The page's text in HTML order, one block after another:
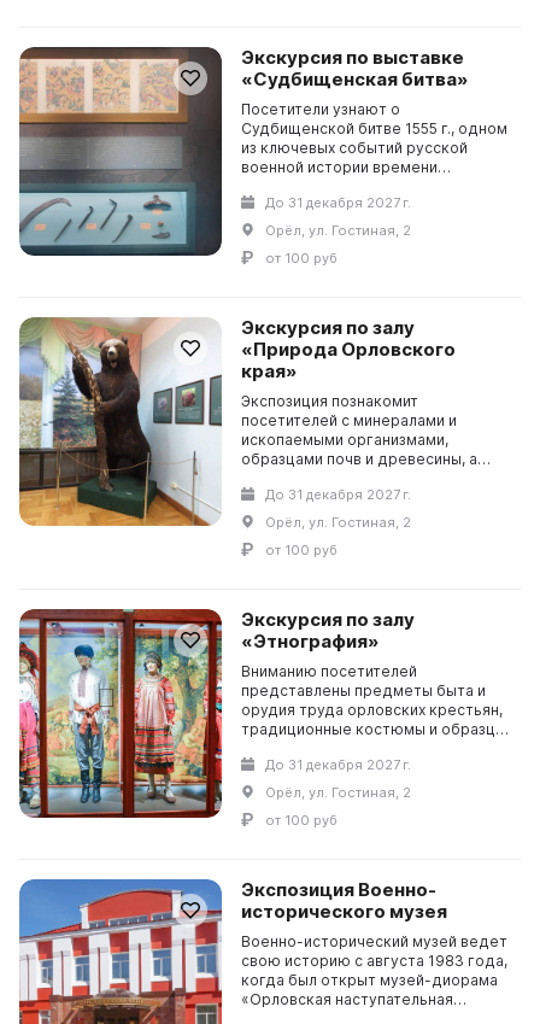
Экскурсия по выставке
«Судбищенская битва»
Посетители узнают о
Судбищенской битве 1555 г., одном
из ключевых событий русской
военной истории времени
Знакомство экскурсантов с
представленным материалом
сопровождае...
До 31 декабря 2027 г.
Орёл, ул. Гостиная, 2
от 100 руб
Экскурсия по залу
«Природа Орловского
края»
Экспозиция познакомит
посетителей с минералами и
ископаемыми организмами,
образцами почв и древесины, а
современной флоры (гербарные
экземпляры растений) и фауны
(коллекции жук...
До 31 декабря 2027 г.
Орёл, ул. Гостиная, 2
от 100 руб
Экскурсия по залу
«Этнография»
Вниманию посетителей
представлены предметы быта и
орудия труда орловских крестьян,
традиционные костюмы и образцы
начала XX в., образцы мастеров
деревянной резьбы и гон...
До 31 декабря 2027 г.
Орёл, ул. Гостиная, 2
от 100 руб
Экспозиция Военно-
исторического музея
Военно-исторический музей ведет
свою историю с августа 1983 года,
когда был открыт музей-диорама
«Орловская наступательная